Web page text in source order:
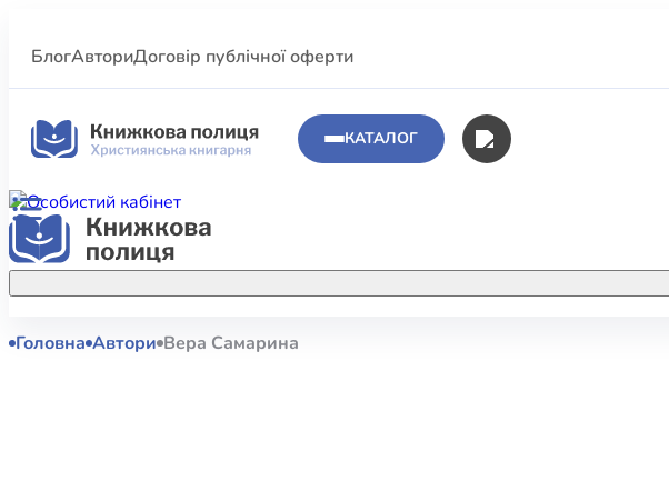
БлогАвториДоговір публічної оферти
КАТАЛОГ
Акційні пропозиції
КНИГИ
Головна Автори Вера Самарина